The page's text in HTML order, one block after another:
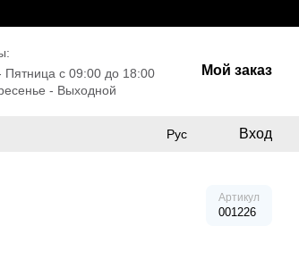
Пятница с 09:00 до 18:00
- Выходной
Мой заказ
Рус Вход
Артикул
001226